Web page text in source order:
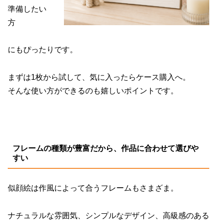
準備したい
方
にもぴったりです。
まずは1枚から試して、気に入ったらケース購入へ。
そんな使い方ができるのも嬉しいポイントです。
フレームの種類が豊富だから、作品に合わせて選びや
すい
似顔絵は作風によって合うフレームもさまざま。
ナチュラルな雰囲気、シンプルなデザイン、高級感のある